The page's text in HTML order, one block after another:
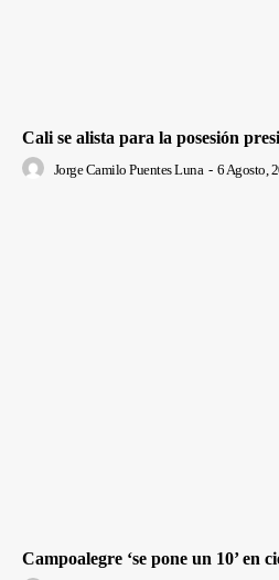
Cali se alista para la posesión
Jorge Camilo Puentes Luna - 6 Agosto,
Campoalegre ‘se pone un 10’ en